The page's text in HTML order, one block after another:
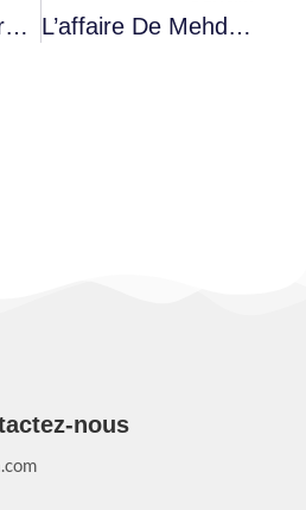
Plus D’un An Après Les Arrestations : Le Procès Des Accusés Dans L’affaire Du “complot Contre La Sûreté De L’État” Reporté L’affaire De Mehdi Ben Gharbia Et Ahmed Laamari Reportée À Une Date Ultérieure En Attendant L’issue De L’appel
nous